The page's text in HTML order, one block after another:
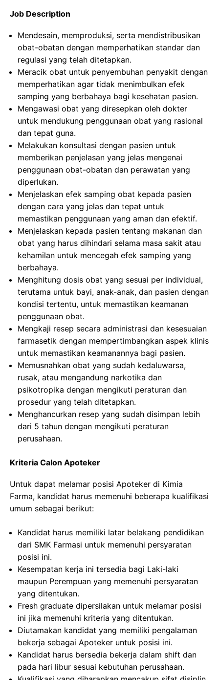
Job Description
Mendesain, memproduksi, serta mendistribusikan
obat-obatan dengan memperhatikan standar dan
regulasi yang telah ditetapkan.
Meracik obat untuk penyembuhan penyakit dengan
memperhatikan agar tidak menimbulkan efek
samping yang berbahaya bagi kesehatan pasien.
Mengawasi obat yang diresepkan oleh dokter
untuk mendukung penggunaan obat yang rasional
dan tepat guna.
Melakukan konsultasi dengan pasien untuk
memberikan penjelasan yang jelas mengenai
penggunaan obat-obatan dan perawatan yang
diperlukan.
Menjelaskan efek samping obat kepada pasien
dengan cara yang jelas dan tepat untuk
memastikan penggunaan yang aman dan efektif.
Menjelaskan kepada pasien tentang makanan dan
obat yang harus dihindari selama masa sakit atau
kehamilan untuk mencegah efek samping yang
berbahaya.
Menghitung dosis obat yang sesuai per individual,
terutama untuk bayi, anak-anak, dan pasien dengan
kondisi tertentu, untuk memastikan keamanan
penggunaan obat.
Mengkaji resep secara administrasi dan kesesuaian
farmasetik dengan mempertimbangkan aspek klinis
untuk memastikan keamanannya bagi pasien.
Memusnahkan obat yang sudah kedaluwarsa,
rusak, atau mengandung narkotika dan
psikotropika dengan mengikuti peraturan dan
prosedur yang telah ditetapkan.
Menghancurkan resep yang sudah disimpan lebih
dari 5 tahun dengan mengikuti peraturan
perusahaan.
Kriteria Calon Apoteker
Untuk dapat melamar posisi Apoteker di Kimia
Farma, kandidat harus memenuhi beberapa kualifikasi
umum sebagai berikut:
Kandidat harus memiliki latar belakang pendidikan
dari SMK Farmasi untuk memenuhi persyaratan
posisi ini.
Kesempatan kerja ini tersedia bagi Laki-laki
maupun Perempuan yang memenuhi persyaratan
yang ditentukan.
Fresh graduate dipersilakan untuk melamar posisi
ini jika memenuhi kriteria yang ditentukan.
Diutamakan kandidat yang memiliki pengalaman
bekerja sebagai Apoteker untuk posisi ini.
Kandidat harus bersedia bekerja dalam shift dan
pada hari libur sesuai kebutuhan perusahaan.